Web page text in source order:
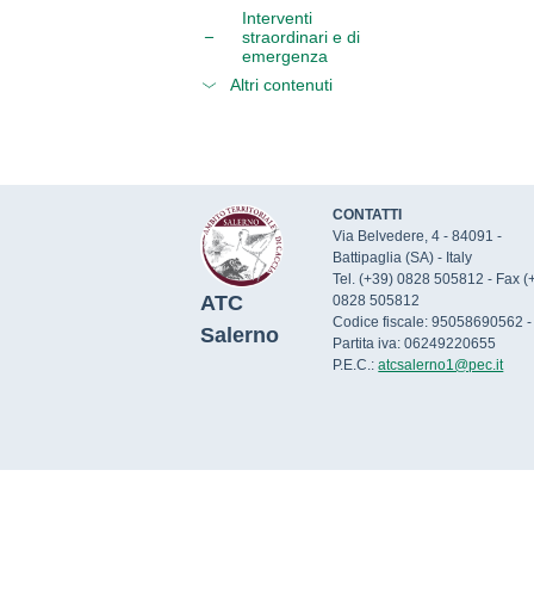
Interventi
straordinari e di
emergenza
Altri contenuti
ATC
Salerno
CONTATTI
Via Belvedere, 4 - 84091 -
Battipaglia (SA) - Italy
Tel. (+39) 0828 505812 - Fax
0828 505812
Codice fiscale: 95058690562 -
Partita iva: 06249220655
P.E.C.:atcsalerno1@pec.it